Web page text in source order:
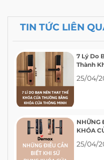
TIN TỨC LIÊN
7 Lý Do
Thành
25/04/
NHỮNG
KHÓA
25/04/